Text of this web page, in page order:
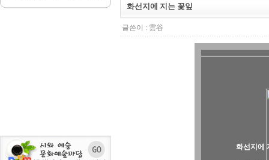
화선지에 지는 꽃잎
글쓴이 : 雲谷
화선지에